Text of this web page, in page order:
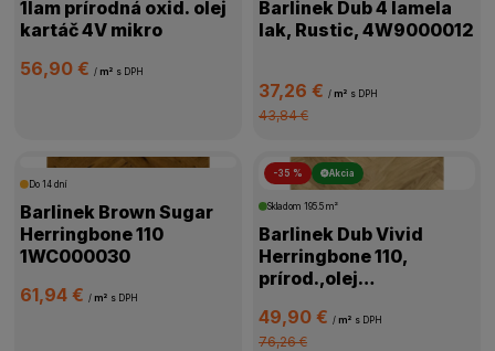
1lam prírodná oxid. olej
kartáč 4V mikro
56,90 €/ m² s DPH
Barlinek Dub 4 lamela
lak, Rustic, 4W9000012
37,26 € / m² s DPH
43,84 €
Do 14 dní
Barlinek Brown Sugar
Herringbone 110
1WC000030
61,94 €/ m² s DPH
-35 % Akcia
Skladom 195.5 m²
Barlinek Dub Vivid
Herringbone 110,
prírod.,olej
mikro,1WC000058
49,90 € / m² s DPH
76,26 €